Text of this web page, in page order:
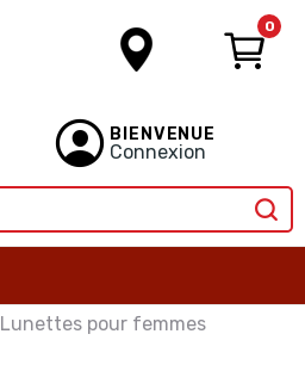
0
BIENVENUE
Connexion
Lunettes pour femmes